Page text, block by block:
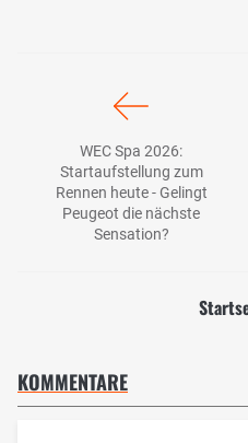
WEC Spa 2026:
Startaufstellung zum
Rennen heute - Gelingt
Peugeot die nächste
Sensation?
KOMMENTARE